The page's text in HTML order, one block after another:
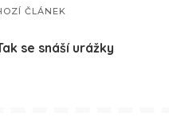
ČLÁNEK
se snáší urážky